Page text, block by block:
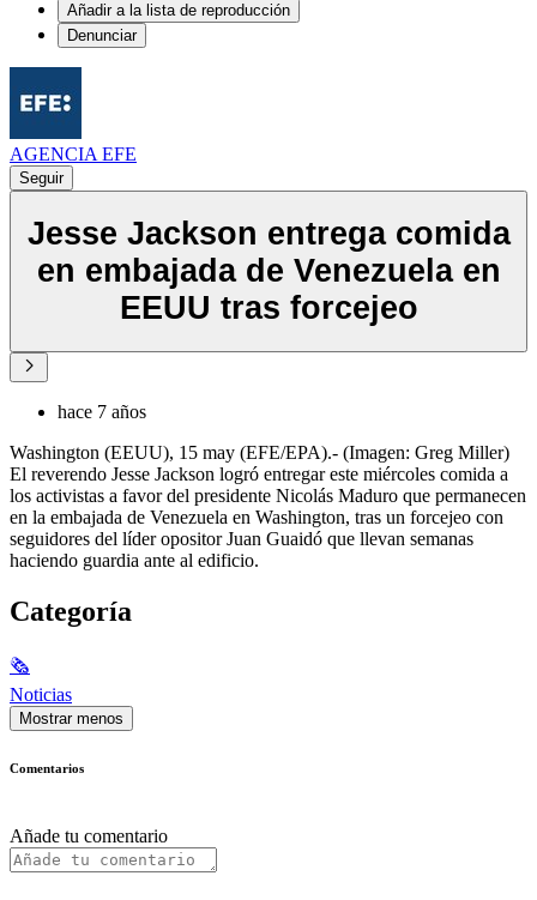
Añadir a la lista de reproducción
Denunciar
AGENCIA EFE
Seguir
Jesse Jackson entrega comida
en embajada de Venezuela en
EEUU tras forcejeo
hace 7 años
Washington (EEUU), 15 may (EFE/EPA).- (Imagen: Greg Miller)
El reverendo Jesse Jackson logró entregar este miércoles comida a
los activistas a favor del presidente Nicolás Maduro que permanecen
en la embajada de Venezuela en Washington, tras un forcejeo con
seguidores del líder opositor Juan Guaidó que llevan semanas
haciendo guardia ante al edificio.
Categoría
🗞
Noticias
Mostrar menos
Comentarios
Añade tu comentario